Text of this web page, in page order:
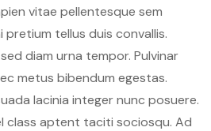
vitae pellentesque sem
pretium tellus duis convallis.
diam urna tempor. Pulvinar
metus bibendum egestas.
lacinia integer nunc posuere.
class aptent taciti sociosqu. Ad